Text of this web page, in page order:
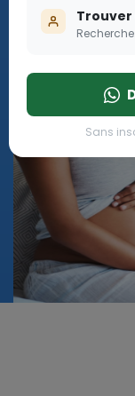
Rejoignez le
enceintes
Rejoignez
Trouver
Sans